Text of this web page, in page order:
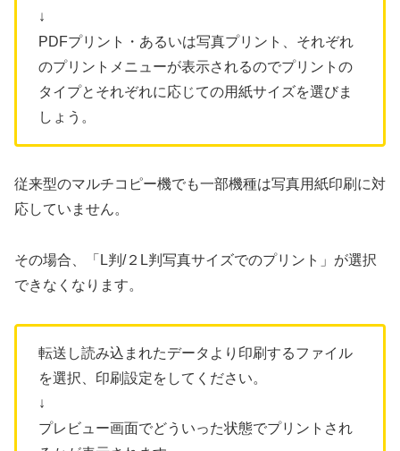
↓
PDFプリント・あるいは写真プリント、それぞれ
のプリントメニューが表示されるのでプリントの
タイプとそれぞれに応じての用紙サイズを選びま
しょう。
従来型のマルチコピー機でも一部機種は写真用紙印刷に対
応していません。
その場合、「L判/２L判写真サイズでのプリント」が選択
できなくなります。
転送し読み込まれたデータより印刷するファイル
を選択、印刷設定をしてください。
↓
プレビュー画面でどういった状態でプリントされ